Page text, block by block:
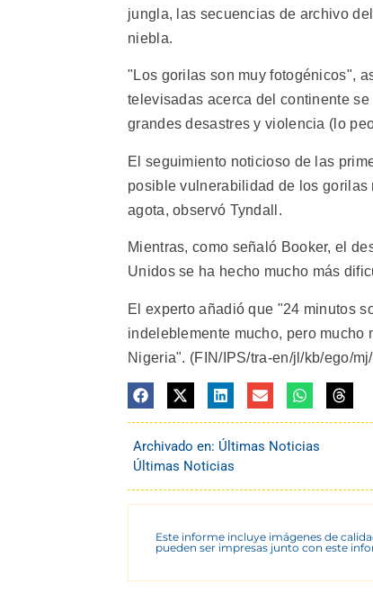
jungla, las secuencias de archivo
niebla.
"Los gorilas son muy fotogénicos",
televisadas acerca del continente
grandes desastres y violencia (lo
El seguimiento noticioso de las
posible vulnerabilidad de los gorilas
agota, observó Tyndall.
Mientras, como señaló Booker, el
Unidos se ha hecho mucho más
El experto añadió que "24 minutos
indeleblemente mucho, pero mucho
Nigeria". (FIN/IPS/tra-en/jl/kb/ego/
Archivado en: Últimas Noticias
Últimas Noticias
Este informe incluye imágenes de
pueden ser impresas junto con este